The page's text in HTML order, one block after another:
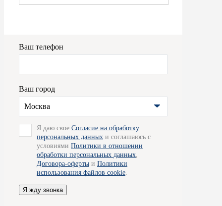
Ваш телефон
Ваш город
Москва
Я даю свое Согласие на обработку
персональных данных и соглашаюсь с
условиями Политики в отношении
обработки персональных данных
Договора-оферты и Политики
использования файлов cookie
Я жду звонка